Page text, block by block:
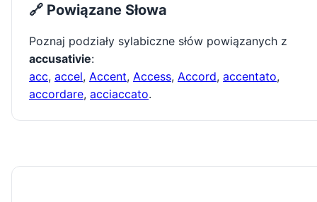
🔗 Powiązane Słowa
Poznaj podziały sylabiczne słów powiązanych z
accusativie:
acc, accel, Accent, Access, Accord, accentato,
accordare, acciaccato.